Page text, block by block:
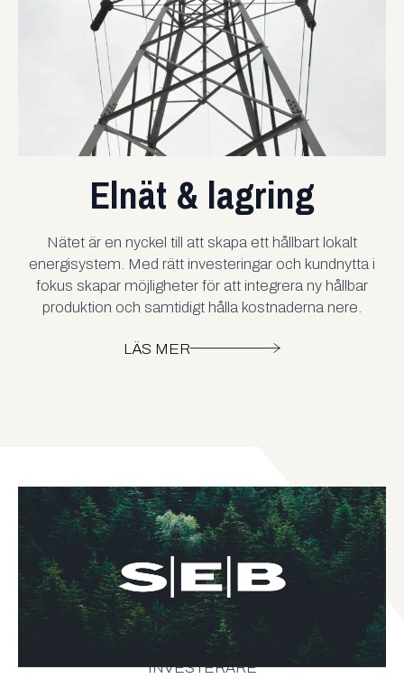
Elnät & lagring
Nätet är en nyckel till att skapa ett hållbart lokalt
energisystem. Med rätt investeringar och kundnytta i
fokus skapar möjligheter för att integrera ny hållbar
produktion och samtidigt hålla kostnaderna nere.
LÄS MER
INVESTERARE